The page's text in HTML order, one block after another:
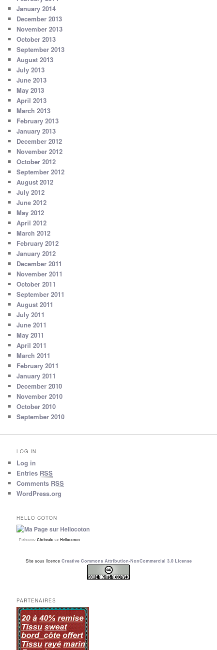
January 2014
December 2013
November 2013
October 2013
September 2013
August 2013
July 2013
June 2013
May 2013
April 2013
March 2013
February 2013
January 2013
December 2012
November 2012
October 2012
September 2012
August 2012
July 2012
June 2012
May 2012
April 2012
March 2012
February 2012
January 2012
December 2011
November 2011
October 2011
September 2011
August 2011
July 2011
June 2011
May 2011
April 2011
March 2011
February 2011
January 2011
December 2010
November 2010
October 2010
September 2010
LOG IN
Log in
Entries RSS
Comments RSS
WordPress.org
HELLO COTON
RetrouvezChristalxsurHellocoton
Site sous licence Creative Commons Attribution-NonCommercial 3.0 License
PARTENAIRES